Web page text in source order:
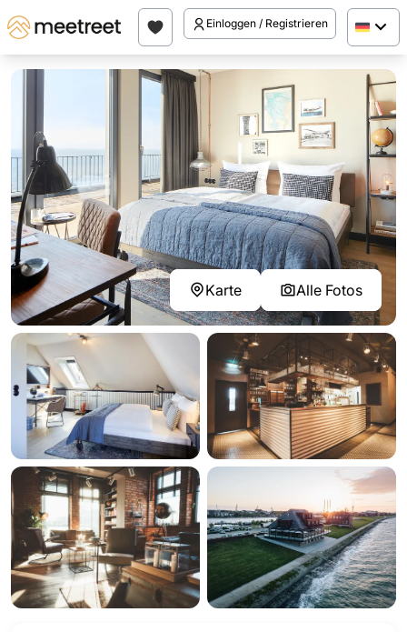
Einloggen / Registrieren
Karte Alle Fotos